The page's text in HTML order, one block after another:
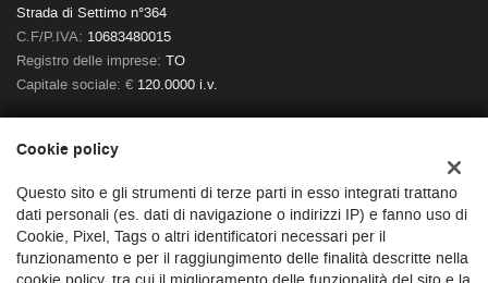
Strada di Settimo n°364
C.F/P.IVA: 10683480015
Registro delle imprese: TO
Capitale sociale: € 120.0000 i.v.
Cookie policy
Questo sito e gli strumenti di terze parti in esso integrati trattano
dati personali (es. dati di navigazione o indirizzi IP) e fanno uso di
Cookie, Pixel, Tags o altri identificatori necessari per il
funzionamento e per il raggiungimento delle finalità descritte nella